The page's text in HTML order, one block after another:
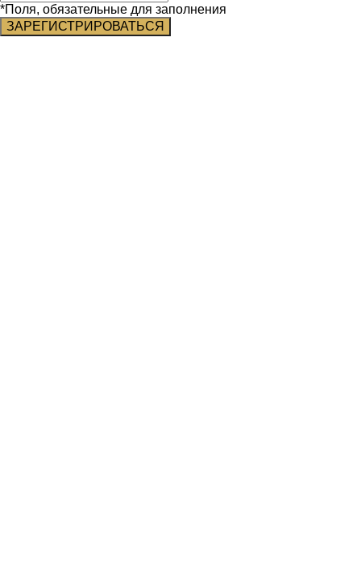
*Поля, обязательные для заполнения